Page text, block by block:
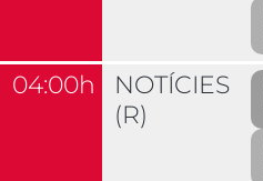
04:00h
NOTÍCIES
(R)